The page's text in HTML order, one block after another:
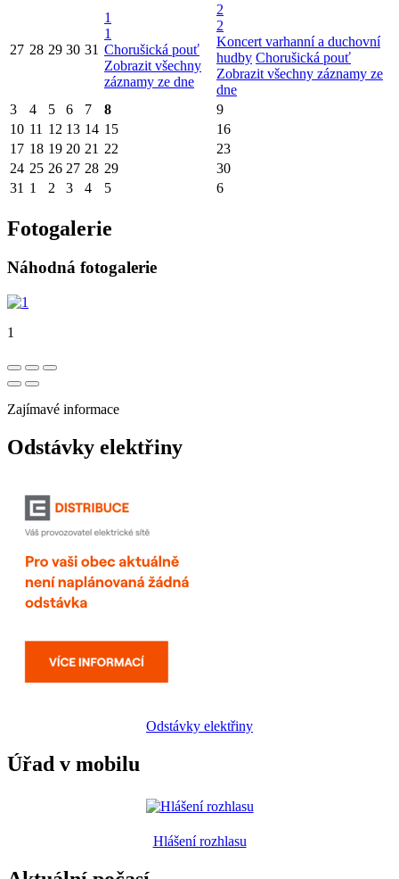
27 28 29 30 31
1
1
Chorušická pouť
Zobrazit všechny
záznamy ze dne
2
2
Koncert varhanní a duchovní
hudby Chorušická pouť
Zobrazit všechny záznamy ze
dne
3
4 5 6 7 8
9
10 11 12 13 14 15
16
17 18 19 20 21 22
23
24 25 26 27 28 29
30
31 1 2 3 4 5 6
Fotogalerie
Náhodná fotogalerie
1
Zajímavé informace
Odstávky elektřiny
Odstávky elektřiny
Úřad v mobilu
Hlášení rozhlasu